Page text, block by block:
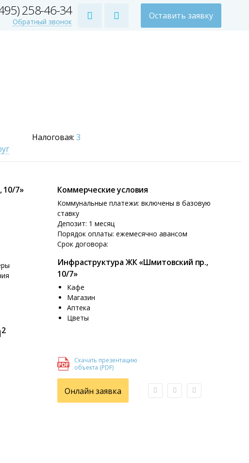
258-46-34
Обратный звонок
Оставить заявку
Налоговая: 3
10/7» Коммерческие условия
Коммунальные платежи: включены в базовую
ставку
Депозит: 1 месяц
Порядок оплаты: ежемесячно авансом
Срок договора:
Инфраструктура ЖК «Шмитовский пр.,
10/7»
Кафе
Магазин
Аптека
Цветы
2
Скачать презентацию
объекта (PDF)
Онлайн заявка